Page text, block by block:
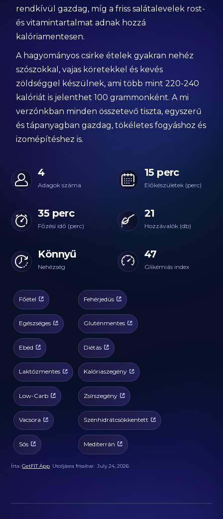
rendkívül gazdag, míg a friss salátalevelek rost-
és vitamintartalmat adnak hozzá
kalóriamentesen.
A hagyományos csirke ételek gyakran nehéz
szószokkal, vajas köretekkel és kevés
zöldséggel készülnek, ami több mint 220-240
kalóriát is jelenthet 100 grammonként. A mi
verzónkban minden összetevő tiszta, egyszerű
és tápanyagban gazdag, tökéletes fogyáshoz és
izomépítéshez is.
4
Adagok száma
15 perc
Előkészületek (perc)
35 perc
Főzési idő (perc)
21
Hozzávalók (db)
Könnyű
Nehézség
47
Glikémiás index
Főétel Fehérjedús
Egészséges Gluténmentes
Ebéd Diétás
Laktózmentes Kalóriaszegény
Low-Carb Zsírszegény
Vacsora Szénhidrátcsökkentett
Sós Mediterrán
Írta:GetFIT App Utoljásra frissítve: July 24, 2026